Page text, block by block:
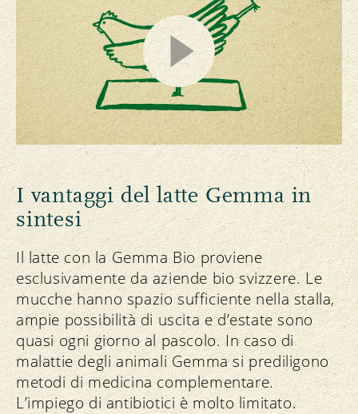
I vantaggi del latte Gemma in
sintesi
Il latte con la Gemma Bio proviene
esclusivamente da aziende bio svizzere. Le
mucche hanno spazio sufficiente nella stalla,
ampie possibilità di uscita e d’estate sono
quasi ogni giorno al pascolo. In caso di
malattie degli animali Gemma si prediligono
metodi di medicina complementare.
L’impiego di antibiotici è molto limitato.